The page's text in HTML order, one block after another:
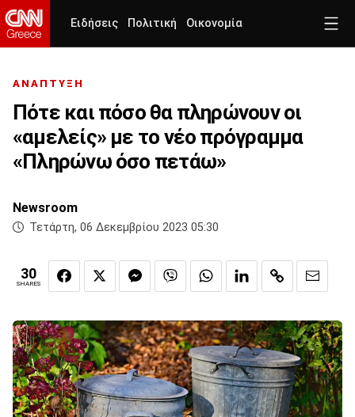
Ειδήσεις Πολιτική Οικονομία
ΑΝΑΠΤΥΞΗ
Πότε και πόσο θα πληρώνουν οι
«αμελείς» με το νέο πρόγραμμα
«Πληρώνω όσο πετάω»
Newsroom
Τετάρτη, 06 Δεκεμβρίου 2023 05:30
30
SHARES